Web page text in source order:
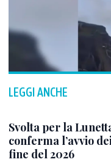
LEGGI ANCHE
Svolta per la
conferma l’avvio
fine del 2026